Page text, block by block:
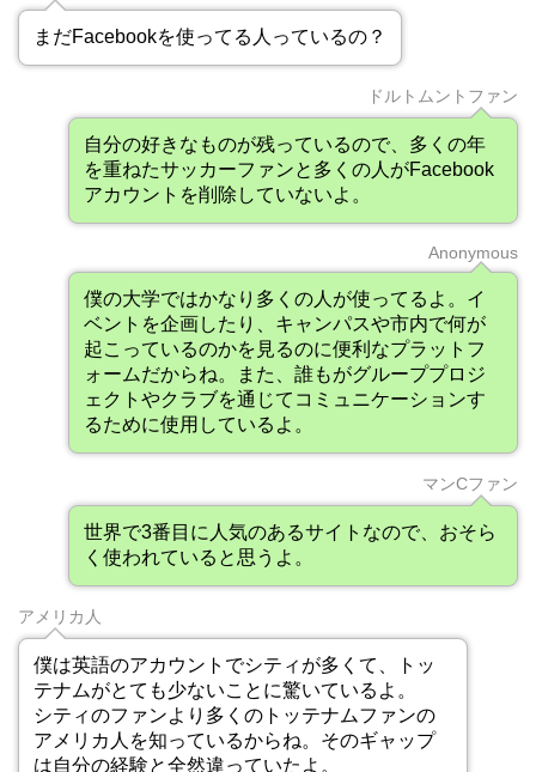
まだFacebookを使ってる人っているの？
ドルトムントファン
自分の好きなものが残っているので、多くの年
を重ねたサッカーファンと多くの人がFacebook
アカウントを削除していないよ。
Anonymous
僕の大学ではかなり多くの人が使ってるよ。イ
ベントを企画したり、キャンパスや市内で何が
起こっているのかを見るのに便利なプラットフ
ォームだからね。また、誰もがグループプロジ
ェクトやクラブを通じてコミュニケーションす
るために使用しているよ。
マンCファン
世界で3番目に人気のあるサイトなので、おそら
く使われていると思うよ。
アメリカ人
僕は英語のアカウントでシティが多くて、トッ
テナムがとても少ないことに驚いているよ。
シティのファンより多くのトッテナムファンの
アメリカ人を知っているからね。そのギャップ
は自分の経験と全然違っていたよ。